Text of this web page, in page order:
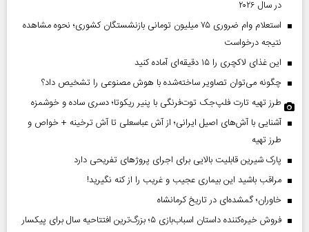
در سال ۲۰۲۶
استعلام وام ضروری ۷۵ میلیون تومانی بازنشستگان کشوری؛ نحوه مشاهده
نتیجه درخواست
این غذای لاکچری را ۱۵ دقیقه‌ای آماده کنید
چگونه می‌توان تصاویر ساخته‌شده با هوش مصنوعی را تشخیص داد؟
طرز تهیه تارت فلپ‌جک توت‌فرنگی با پنیر ریکوتا؛ دسری ساده و خوشمزه
آشنایی با آش‌های اصیل ایرانی؛ از آش عباسعلی تا آش ترخینه + خواص و
طرز تهیه
پارک شیرین قابلیت‌ بالایی برای اجرای پروژهای تفریحی دارد
مراقب باشید این بیماری عجیب و غریب را از کنه نگیرید!
خاوران؛ گمشده‌ای در تاریخ کرمانشاه
فروش خیره‌کننده داستان اسباب‌بازی ۵؛ بزرگ‌ترین افتتاحیه سال برای پیکسار